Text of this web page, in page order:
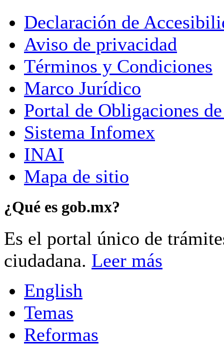
Declaración de
Aviso de privacidad
Términos y Condiciones
Marco Jurídico
Portal de Obligaciones
Sistema Infomex
INAI
Mapa de sitio
¿Qué es gob.mx?
Es el portal único de
ciudadana. Leer más
English
Temas
Reformas